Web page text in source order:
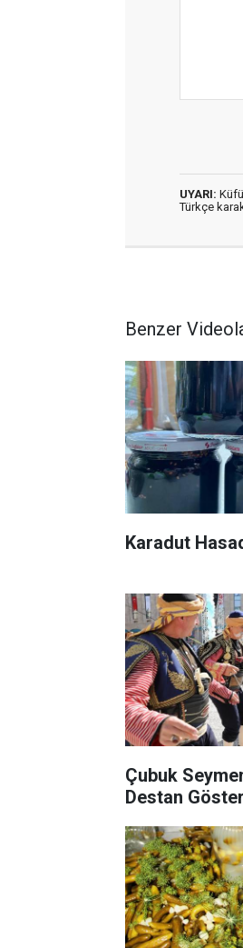
UYARI:
Türkçe
Benzer
Karadut
Çubuk
Destan